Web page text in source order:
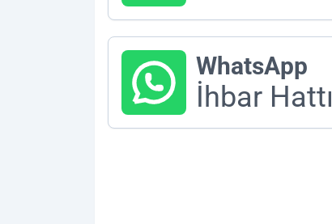
WhatsApp
İhbar Hattı